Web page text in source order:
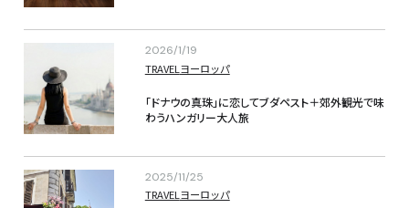
2026/1/19
TRAVEL ヨーロッパ
「ドナウの真珠」に恋してブダペスト＋郊外観光で味
わうハンガリー大人旅
2025/11/25
TRAVELヨーロッパ